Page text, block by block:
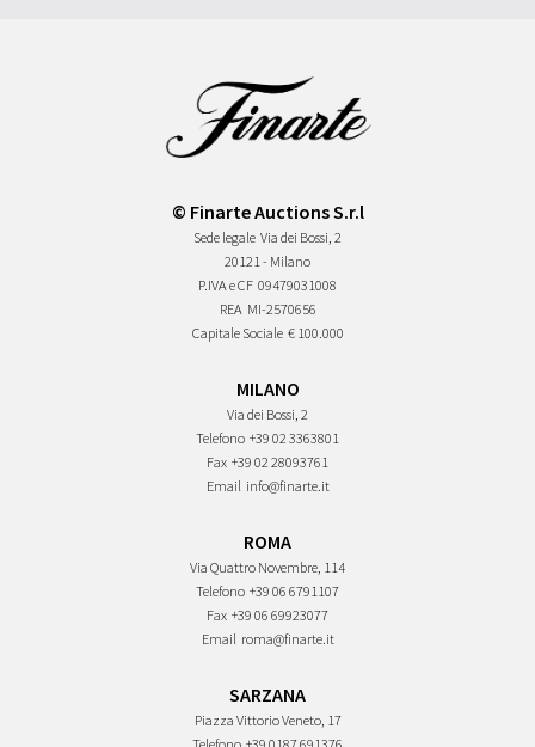
© Finarte Auctions S.r.l
Sede legale Via dei Bossi, 2
20121 - Milano
P.IVA e CF 09479031008
REA MI-2570656
Capitale Sociale € 100.000
MILANO
Via dei Bossi, 2
Telefono +39 02 3363801
Fax +39 02 28093761
Email info@finarte.it
ROMA
Via Quattro Novembre, 114
Telefono +39 06 6791107
Fax +39 06 69923077
Email roma@finarte.it
SARZANA
Piazza Vittorio Veneto, 17